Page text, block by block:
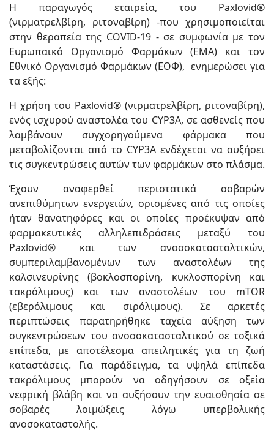
Η παραγωγός εταιρεία, του Paxlovid®
(νιρματρελβίρη, ριτοναβίρη) -που χρησιμοποιείται
στην θεραπεία της COVID-19 - σε συμφωνία με τον
Ευρωπαϊκό Οργανισμό Φαρμάκων (ΕΜΑ) και τον
Εθνικό Οργανισμό Φαρμάκων (ΕΟΦ), ενημερώσει για
τα εξής:
Η χρήση του Paxlovid® (νιρματρελβίρη, ριτοναβίρη),
ενός ισχυρού αναστολέα του CYP3A, σε ασθενείς που
λαμβάνουν συγχορηγούμενα φάρμακα που
μεταβολίζονται από το CYP3A ενδέχεται να αυξήσει
τις συγκεντρώσεις αυτών των φαρμάκων στο πλάσμα.
Έχουν αναφερθεί περιστατικά σοβαρών
ανεπιθύμητων ενεργειών, ορισμένες από τις οποίες
ήταν θανατηφόρες και οι οποίες προέκυψαν από
φαρμακευτικές αλληλεπιδράσεις μεταξύ του
Paxlovid® και των ανοσοκατασταλτικών,
συμπεριλαμβανομένων των αναστολέων της
καλσινευρίνης (βοκλοσπορίνη, κυκλοσπορίνη και
τακρόλιμους) και των αναστολέων του mTOR
(εβερόλιμους και σιρόλιμους). Σε αρκετές
περιπτώσεις παρατηρήθηκε ταχεία αύξηση των
συγκεντρώσεων του ανοσοκατασταλτικού σε τοξικά
επίπεδα, με αποτέλεσμα απειλητικές για τη ζωή
καταστάσεις. Για παράδειγμα, τα υψηλά επίπεδα
τακρόλιμους μπορούν να οδηγήσουν σε οξεία
νεφρική βλάβη και να αυξήσουν την ευαισθησία σε
σοβαρές λοιμώξεις λόγω υπερβολικής
ανοσοκαταστολής.